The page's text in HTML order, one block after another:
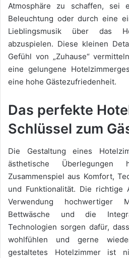
Atmosphäre zu schaffen, sei
Beleuchtung oder durch eine
Lieblingsmusik über das
abzuspielen. Diese kleinen
Gefühl von „Zuhause“
eine gelungene
eine hohe Gästezufriedenheit.
Das perfekte
Schlüssel zum
Die Gestaltung eines
ästhetische
Zusammenspiel aus Komfort,
und Funktionalität. Die richtige
Verwendung hochwertiger
Bettwäsche und die
Technologien sorgen dafür,
wohlfühlen und gerne
gestaltetes Hotelzimmer ist